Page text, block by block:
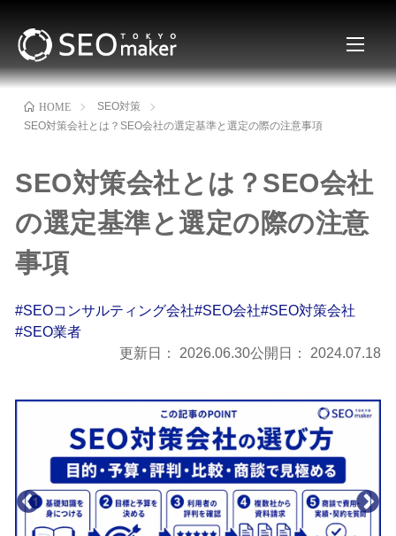
HOME
SEO対策
SEO対策会社とは？SEO会社の選定基準と選定の際の注意事項
SEO対策会社とは？SEO会社
の選定基準と選定の際の注意
事項
#SEOコンサルティング会社#SEO会社#SEO対策会社
#SEO業者
更新日：
2026.06.30公開日： 2024.07.18